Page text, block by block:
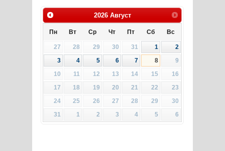
2026 Август
Пн Вт Ср Чт Пт Сб Вс
27 28 29 30 31 1
2
3
4 5 6 7 8
9
10
11 12 13 14 15
16
17
18 19 20 21 22
23
24
25 26 27 28 29
30
31
1 2 3 4 5 6